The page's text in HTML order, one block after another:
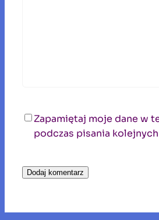
Zapamiętaj moje dane w
podczas pisania